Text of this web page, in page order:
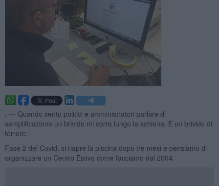
. — Quando sento politici e amministratori parlare di
semplificazione un brivido mi corre lungo la schiena. È un brivido di
terrore.
Fase 2 del Covid, si riapre la piscina dopo tre mesi e pensiamo di
organizzare un Centro Estivo come facciamo dal 2004.